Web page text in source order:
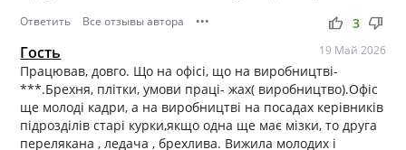
Ответить Все отзывы автора ••• thumb_up thumb_down
3
Гость 19 Май 2026
Працював, довго. Що на офісі, що на виробництві-
***.Брехня, плітки, умови праці- жах( виробництво).Офіс
ще молоді кадри, а на виробництві на посадах керівників
підрозділів старі курки,якщо одна ще має мізки, то друга
перелякана , ледача , брехлива. Вижила молодих і